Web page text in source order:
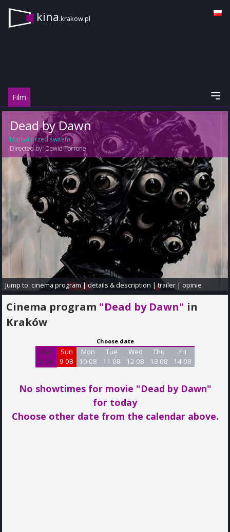
kina.krakow.pl
Film
Dead by Dawn
Martwi przed świtem
Directed by:Dawid Torrone
Jump to:cinema program|details & description |trailer | opinie
Cinema program "Dead by Dawn" in
Kraków
Choose date
Sat
8 08
Sun
9 08
Mon
10 08
Tue
11 08
Wed
12 08
Thu
13 08
Fri
14 08
No showtimes for movie "Dead by Dawn"
for today
Choose other date from the calendar above.